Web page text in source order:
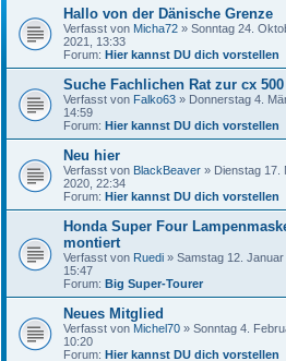
Hallo von der Dänische Grenze
Verfasst von Micha72 » Sonntag 24.
2021, 13:33
Forum: Hier kannst DU dich vorstellen
Suche Fachlichen Rat zur cx 500
Verfasst von Falko63 » Donnerstag 4.
14:59
Forum: Hier kannst DU dich vorstellen
Neu hier
Verfasst von BlackBeaver » Dienstag 17.
2020, 22:34
Forum: Hier kannst DU dich vorstellen
Honda Super Four
montiert
Verfasst von Ruedi » Samstag 12. Januar
15:47
Forum: Big Super-Tourer
Neues Mitglied
Verfasst von Michel70 » Sonntag 4.
10:20
Forum: Hier kannst DU dich vorstellen